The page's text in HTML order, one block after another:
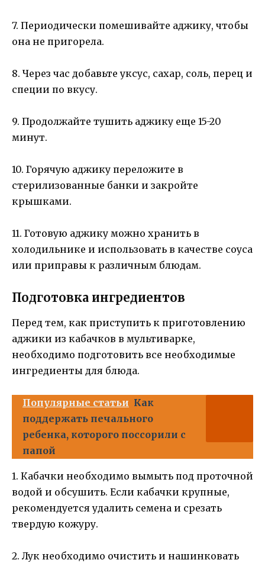
7. Периодически помешивайте аджику, чтобы
она не пригорела.
8. Через час добавьте уксус, сахар, соль, перец и
специи по вкусу.
9. Продолжайте тушить аджику еще 15-20
минут.
10. Горячую аджику переложите в
стерилизованные банки и закройте
крышками.
11. Готовую аджику можно хранить в
холодильнике и использовать в качестве соуса
или приправы к различным блюдам.
Подготовка ингредиентов
Перед тем, как приступить к приготовлению
аджики из кабачков в мультиварке,
необходимо подготовить все необходимые
ингредиенты для блюда.
Популярные статьи Как
поддержать печального
ребенка, которого поссорили с
папой
1. Кабачки необходимо вымыть под проточной
водой и обсушить. Если кабачки крупные,
рекомендуется удалить семена и срезать
твердую кожуру.
2. Лук необходимо очистить и нашинковать